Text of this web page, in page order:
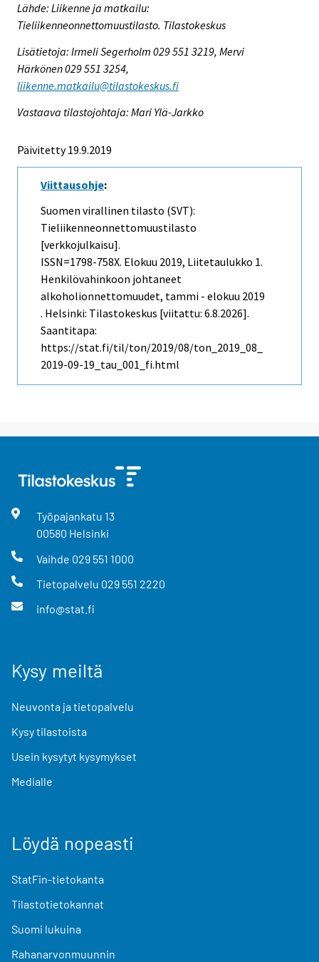
Lähde: Liikenne ja matkailu:
Tieliikenneonnettomuustilasto. Tilastokeskus
Lisätietoja: Irmeli Segerholm 029 551 3219, Mervi
Härkönen 029 551 3254,
liikenne.matkailu@tilastokeskus.fi
Vastaava tilastojohtaja: Mari Ylä-Jarkko
Päivitetty 19.9.2019
Viittausohje:
Suomen virallinen tilasto (SVT):
Tieliikenneonnettomuustilasto
[verkkojulkaisu].
ISSN=1798-758X. Elokuu 2019, Liitetaulukko 1.
Henkilövahinkoon johtaneet
alkoholionnettomuudet, tammi - elokuu 2019
. Helsinki: Tilastokeskus [viitattu: 6.8.2026].
Saantitapa:
https://stat.fi/til/ton/2019/08/ton_2019_08_
2019-09-19_tau_001_fi.html
Työpajankatu 13
00580 Helsinki
Vaihde 029 551 1000
Tietopalvelu 029 551 2220
info@stat.fi
Kysy meiltä
Neuvonta ja tietopalvelu
Kysy tilastoista
Usein kysytyt kysymykset
Medialle
Löydä nopeasti
StatFin-tietokanta
Tilastotietokannat
Suomi lukuina
Rahanarvonmuunnin